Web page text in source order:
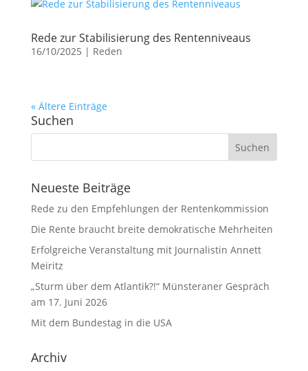
Rede zur Stabilisierung des Rentenniveaus
16/10/2025 | Reden
« Ältere Einträge
Suchen
Neueste Beiträge
Rede zu den Empfehlungen der Rentenkommission
Die Rente braucht breite demokratische Mehrheiten
Erfolgreiche Veranstaltung mit Journalistin Annett
Meiritz
„Sturm über dem Atlantik?!“ Münsteraner Gespräch
am 17. Juni 2026
Mit dem Bundestag in die USA
Archiv